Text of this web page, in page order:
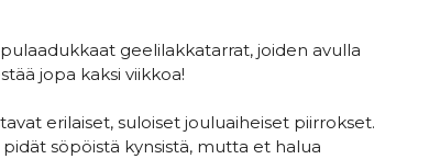
geelilakkatarrat, joiden avulla
jopa kaksi viikkoa!
erilaiset, suloiset jouluaiheiset piirrokset.
söpöistä kynsistä, mutta et halua